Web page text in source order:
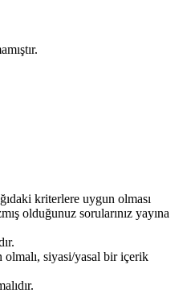
kriterlere uygun olması
olduğunuz sorularınız yayına
olmalı, siyasi/yasal bir içerik